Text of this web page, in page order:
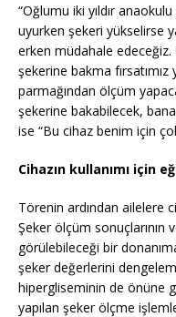
“Oğlumu iki yıldır
uyurken şekeri yükselirse
erken müdahale
şekerine bakma
parmağından ölçüm
şekerine bakabilecek,
ise “Bu cihaz benim için
Cihazın kullanımı için
Törenin ardından ailelere
Şeker ölçüm sonuçlarının
görülebileceği bir
şeker değerlerini
hipergliseminin de önüne
yapılan şeker ölçme